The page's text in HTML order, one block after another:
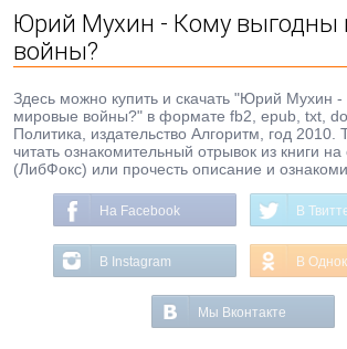
Юрий Мухин - Кому выгодны
войны?
Здесь можно купить и скачать "Юрий Мухин
мировые войны?" в формате fb2, epub, txt,
Политика, издательство Алгоритм, год
читать ознакомительный отрывок из книги
(ЛибФокс) или прочесть описание и
На Facebook В
В Instagram В
Мы Вконтакте